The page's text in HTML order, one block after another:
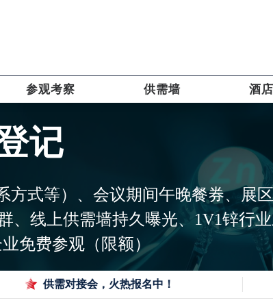
参观考察 供需墙 酒
记
方式等）、会议期间午晚餐券、展
、线上供需墙持久曝光、1V1锌行
免费参观（限额）
供需对接会，火热报名中！